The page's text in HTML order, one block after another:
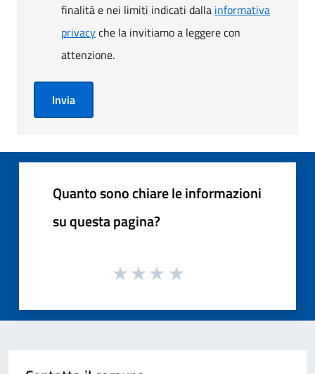
finalità e nei limiti indicati dalla informativa
privacyche la invitiamo a leggere con
attenzione.
Invia
Quanto sono chiare le informazioni
su questa pagina?